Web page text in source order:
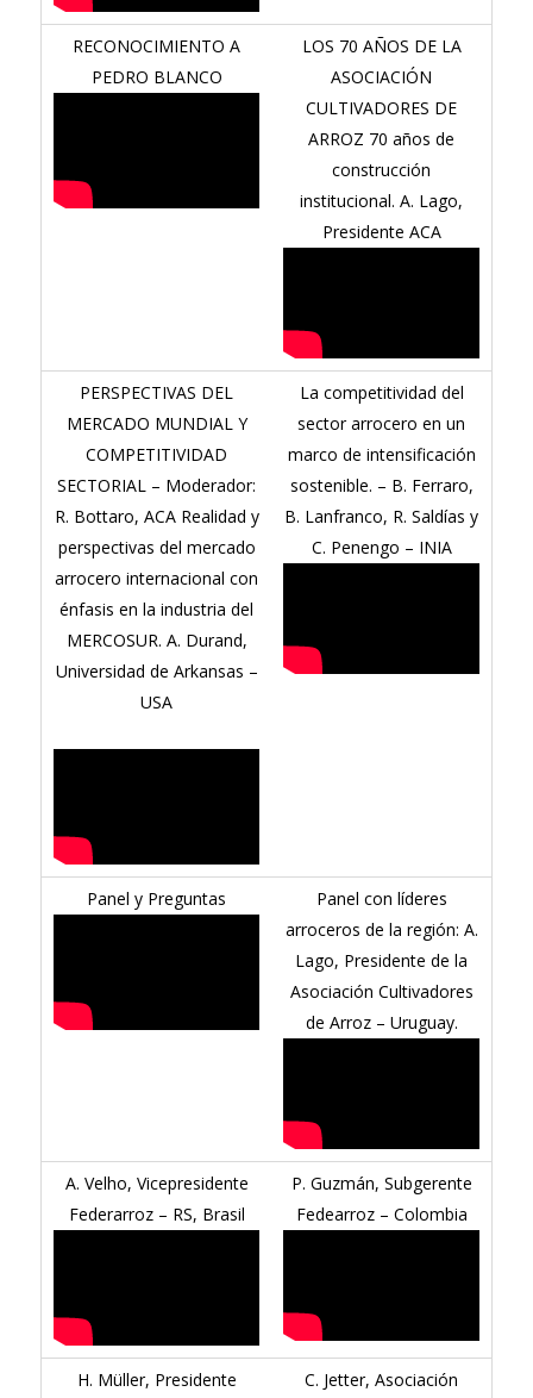
RECONOCIMIENTO A
PEDRO BLANCO
LOS 70 AÑOS DE LA
ASOCIACIÓN
CULTIVADORES DE
ARROZ 70 años de
construcción
institucional. A. Lago,
Presidente ACA
PERSPECTIVAS DEL
MERCADO MUNDIAL Y
COMPETITIVIDAD
SECTORIAL – Moderador:
R. Bottaro, ACA Realidad y
perspectivas del mercado
arrocero internacional con
énfasis en la industria del
MERCOSUR. A. Durand,
Universidad de Arkansas –
USA
La competitividad del
sector arrocero en un
marco de intensificación
sostenible. – B. Ferraro,
B. Lanfranco, R. Saldías y
C. Penengo – INIA
Panel y Preguntas
Panel con líderes
arroceros de la región: A.
Lago, Presidente de la
Asociación Cultivadores
de Arroz – Uruguay.
A. Velho, Vicepresidente
Federarroz – RS, Brasil
P. Guzmán, Subgerente
Fedearroz – Colombia
H. Müller, Presidente
C. Jetter, Asociación